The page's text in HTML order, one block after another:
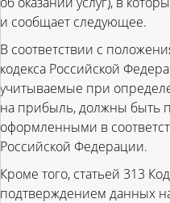
и сообщает следующее.
В соответствии с
кодекса Российской
учитываемые при
на прибыль, должны быть
оформленными в
Российской Федерации.
Кроме того, статьей 313
подтверждением данных